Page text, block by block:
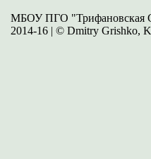
МБОУ ПГО
2014-16 | © Dmitry Grishko,